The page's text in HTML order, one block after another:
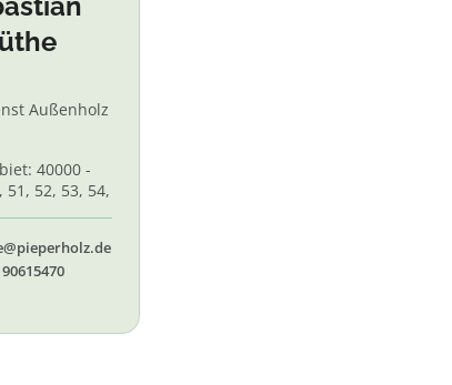
Außenholz
40000 -
51, 52, 53, 54,